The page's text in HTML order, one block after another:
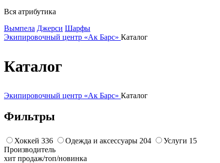
Вся атрибутика
Вымпела Джерси Шарфы
Экипировочный центр «Ак Барс» Каталог
Каталог
Экипировочный центр «Ак Барс» Каталог
Фильтры
Хоккей 336 Одежда и аксессуары 204 Услуги 15
Производитель
хит продаж/топ/новинка